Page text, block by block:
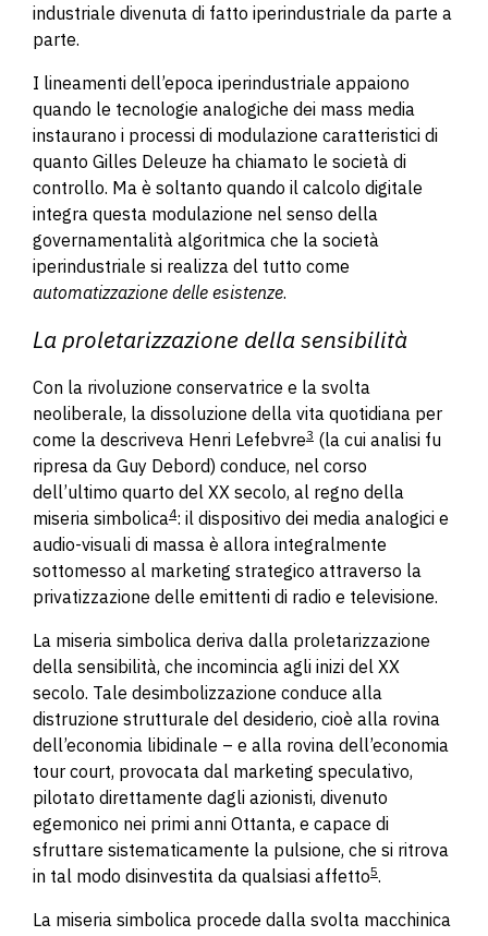
industriale divenuta di fatto iperindustriale da parte a
parte.
I lineamenti dell’epoca iperindustriale appaiono
quando le tecnologie analogiche dei mass media
instaurano i processi di modulazione caratteristici di
quanto Gilles Deleuze ha chiamato le società di
controllo. Ma è soltanto quando il calcolo digitale
integra questa modulazione nel senso della
governamentalità algoritmica che la società
iperindustriale si realizza del tutto come
automatizzazione delle esistenze.
La proletarizzazione della sensibilità
Con la rivoluzione conservatrice e la svolta
neoliberale, la dissoluzione della vita quotidiana per
come la descriveva Henri Lefebvre3 (la cui analisi fu
ripresa da Guy Debord) conduce, nel corso
dell’ultimo quarto del XX secolo, al regno della
miseria simbolica4: il dispositivo dei media analogici e
audio-visuali di massa è allora integralmente
sottomesso al marketing strategico attraverso la
privatizzazione delle emittenti di radio e televisione.
La miseria simbolica deriva dalla proletarizzazione
della sensibilità, che incomincia agli inizi del XX
secolo. Tale desimbolizzazione conduce alla
distruzione strutturale del desiderio, cioè alla rovina
dell’economia libidinale – e alla rovina dell’economia
tour court, provocata dal marketing speculativo,
pilotato direttamente dagli azionisti, divenuto
egemonico nei primi anni Ottanta, e capace di
sfruttare sistematicamente la pulsione, che si ritrova
in tal modo disinvestita da qualsiasi affetto5.
La miseria simbolica procede dalla svolta macchinica